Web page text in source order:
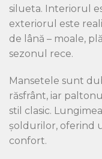
silueta. Interiorul
exteriorul este
de lână – moale,
sezonul rece.
Mansetele sunt
răsfrânt, iar
stil clasic.
șoldurilor, oferind
confort.